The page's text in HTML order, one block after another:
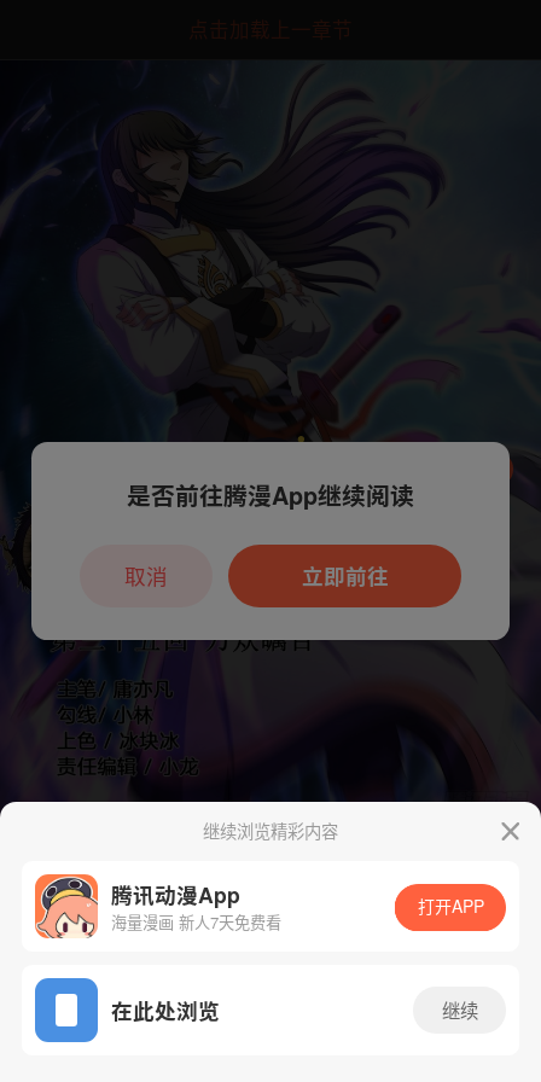
点击加载上一章节
App免费看
下一话 腾漫App免费看
继续浏览精彩内容
腾讯动漫App
海量漫画 新人7天免费看
打开APP
在此处浏览 继续
本章节仅支持App阅读，可打开App新用
户7天免费看
是否前往腾漫App继续阅读
立即前往
取消